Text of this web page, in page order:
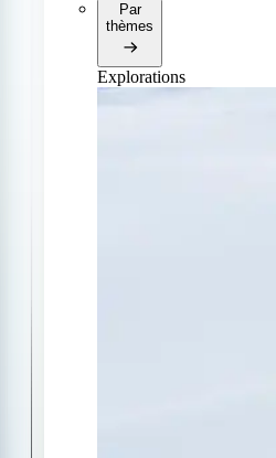
Par
thèmes
Explorations